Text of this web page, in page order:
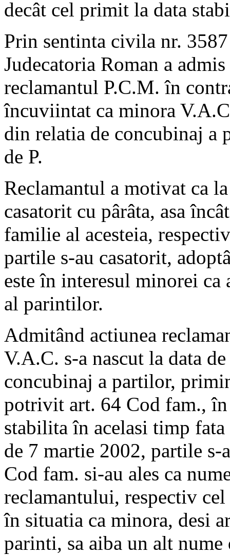
decât cel primit la data
Prin sentinta civila nr.
Judecatoria Roman a
reclamantul P.C.M. în
încuviintat ca minora
din relatia de concubinaj a
de P.
Reclamantul a motivat ca
casatorit cu pârâta, asa
familie al acesteia,
partile s-au casatorit,
este în interesul minorei ca
al parintilor.
Admitând actiunea
V.A.C. s-a nascut la data
concubinaj a partilor,
potrivit art. 64 Cod fam.,
stabilita în acelasi timp
de 7 martie 2002, partile
Cod fam. si-au ales ca
reclamantului, respectiv
în situatia ca minora, desi
parinti, sa aiba un alt nume